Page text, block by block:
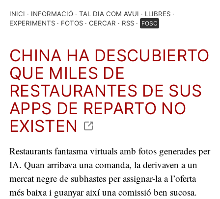
INICI INFORMACIÓ TAL DIA COM AVUI
LLIBRES
EXPERIMENTS
FOTOS CERCAR RSS FOSC
CHINA HA DESCUBIERTO
QUE MILES DE
RESTAURANTES DE SUS
APPS DE REPARTO NO
EXISTEN
Restaurants fantasma virtuals amb fotos generades per
IA. Quan arribava una comanda, la derivaven a un
mercat negre de subhastes per assignar-la a l’oferta
més baixa i guanyar així una comissió ben sucosa.